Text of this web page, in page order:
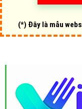
(*) Đây là mẫu